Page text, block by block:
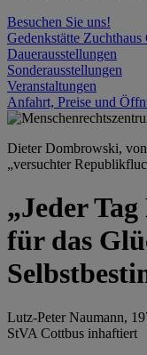
Besuchen Sie uns!
Gedenkstätte Zuchthaus
Dauerausstellungen
Sonderausstellungen
Veranstaltungen
Anfahrt, Preise und
Dieter Dombrowski,
„versuchter
„Jeder
für das
Lutz-Peter Naumann,
StVA Cottbus inhaftiert